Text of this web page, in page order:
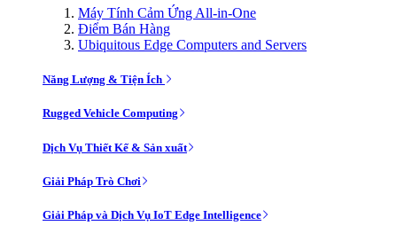
Máy Tính Cảm Ứng All-in-One
Điểm Bán Hàng
Ubiquitous Edge Computers and Servers
Năng Lượng & Tiện Ích
Rugged Vehicle Computing
Dịch Vụ Thiết Kế & Sản xuất
Giải Pháp Trò Chơi
Giải Pháp và Dịch Vụ IoT Edge Intelligence